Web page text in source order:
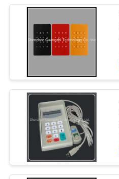
DEMANDEZ
UNE
CITATION
PLAN
SITE
PRIVACY
POLICY